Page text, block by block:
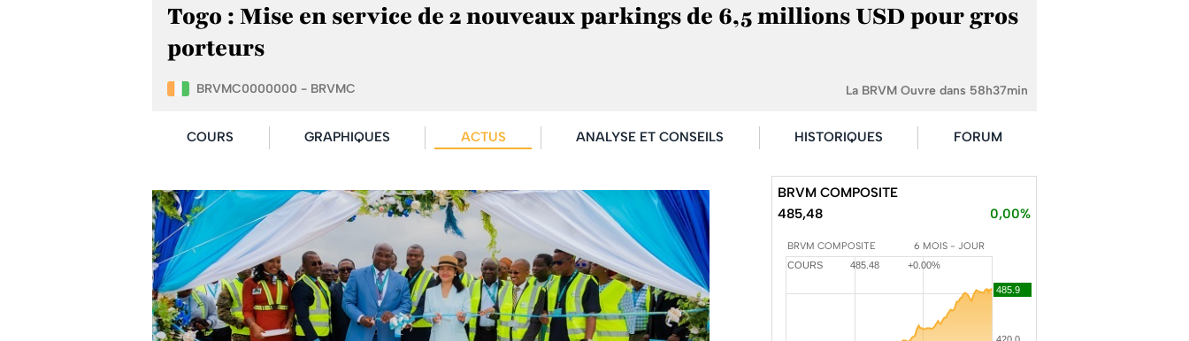
Togo : Mise en service de 2 nouveaux parkings de 6,5 millions USD pour gros
porteurs
BRVMC0000000 - BRVMC La BRVM Ouvre dans 58h37min
COURS GRAPHIQUES ACTUS ANALYSE ET CONSEILS HISTORIQUES FORUM
BRVM COMPOSITE
485,48
0,00%
BRVM COMPOSITE 6 MOIS - JOUR
COURS 485.48 +0.00%